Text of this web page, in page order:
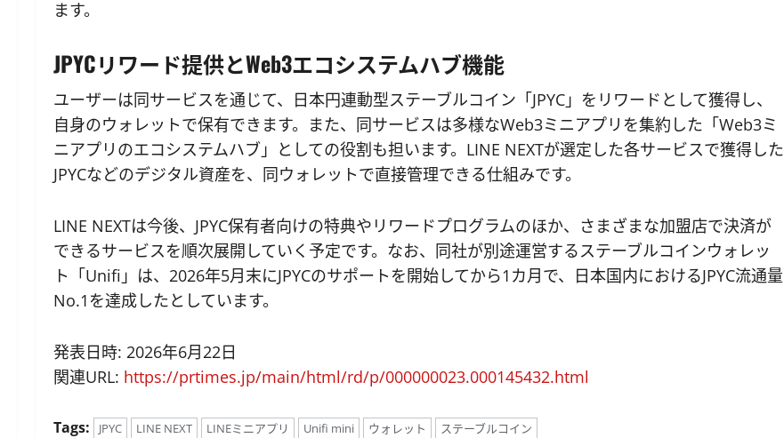
ます。
JPYCリワード提供とWeb3エコシステムハブ機能
ユーザーは同サービスを通じて、日本円連動型ステーブルコイン「JPYC」をリワードとして獲得し、
自身のウォレットで保有できます。また、同サービスは多様なWeb3ミニアプリを集約した「Web3ミ
ニアプリのエコシステムハブ」としての役割も担います。LINE NEXTが選定した各サービスで獲得した
JPYCなどのデジタル資産を、同ウォレットで直接管理できる仕組みです。
LINE NEXTは今後、JPYC保有者向けの特典やリワードプログラムのほか、さまざまな加盟店で決済が
できるサービスを順次展開していく予定です。なお、同社が別途運営するステーブルコインウォレッ
ト「Unifi」は、2026年5月末にJPYCのサポートを開始してから1カ月で、日本国内におけるJPYC流通量
No.1を達成したとしています。
発表日時: 2026年6月22日
関連URL: https://prtimes.jp/main/html/rd/p/000000023.000145432.html
Tags: JPYC LINE NEXT LINEミニアプリ Unifi mini ウォレット ステーブルコイン